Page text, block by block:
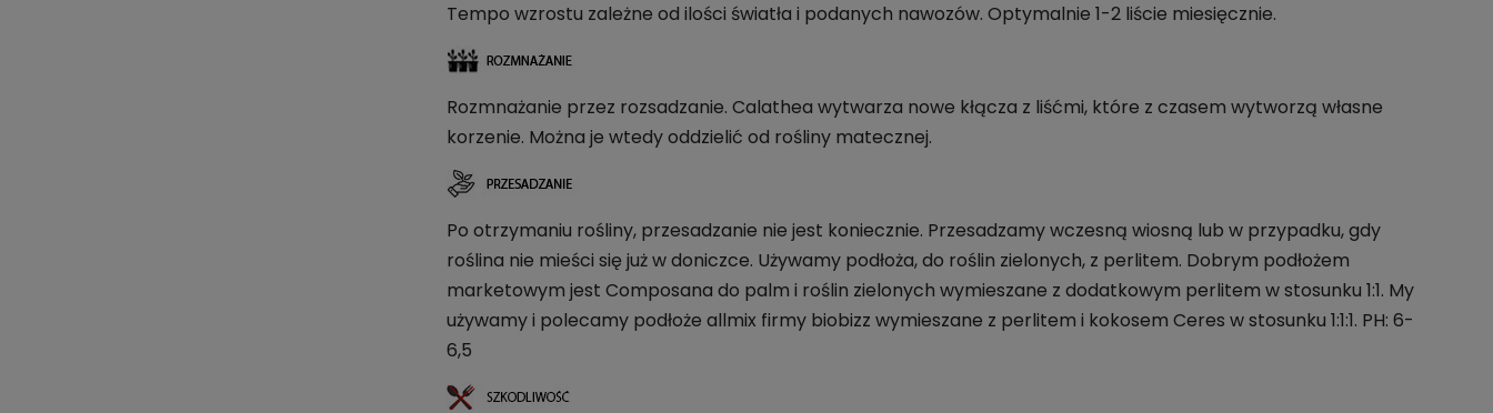
Tempo wzrostu zależne od ilości światła i podanych nawozów. Optymalnie 1-2 liście miesięcznie.
Rozmnażanie przez rozsadzanie. Calathea wytwarza nowe kłącza z liśćmi, które z czasem wytworzą własne
korzenie. Można je wtedy oddzielić od rośliny matecznej.
Po otrzymaniu rośliny, przesadzanie nie jest koniecznie. Przesadzamy wczesną wiosną lub w przypadku, gdy
roślina nie mieści się już w doniczce. Używamy podłoża, do roślin zielonych, z perlitem. Dobrym podłożem
marketowym jest Composana do palm i roślin zielonych wymieszane z dodatkowym perlitem w stosunku 1:1. My
używamy i polecamy podłoże allmix firmy biobizz wymieszane z perlitem i kokosem Ceres w stosunku 1:1:1. PH: 6-
6,5